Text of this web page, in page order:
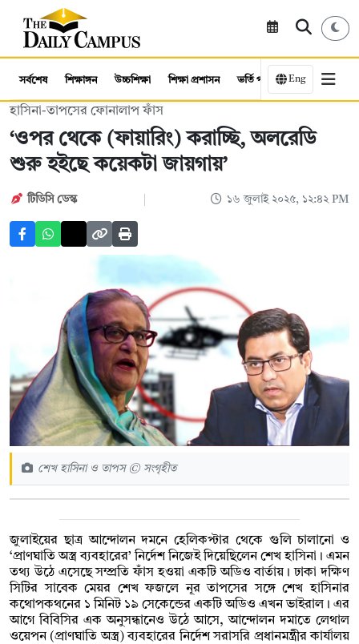
সর্বশেষ শিক্ষাঙ্গন উচ্চশিক্ষা শিক্ষা প্রশাসন ভর্তি পরীক্ষা কর্মসংস্থান
Eng
হাসিনা-তাপসের ফোনালাপ ফাঁস
‘ওপর থেকে (ফায়ারিং) করাচ্ছি, অলরেডি
শুরু হইছে কয়েকটা জায়গায়’
টিডিসি ডেস্ক ১৬ জুলাই ২০২৫, ১২:৪২ PM
শেখ হাসিনা ও তাপস © সংগৃহীত
জুলাইয়ের ছাত্র আন্দোলন দমনে হেলিকপ্টার থেকে গুলি চালানো ও
‘প্রাণঘাতি অস্ত্র ব্যবহারের’ নির্দেশ নিজেই দিয়েছিলেন শেখ হাসিনা। এমন
তথ্য উঠে এসেছে সম্প্রতি ফাঁস হওয়া একটি অডিও বার্তায়। ঢাকা দক্ষিণ
সিটির সাবেক মেয়র শেখ ফজলে নূর তাপসের সঙ্গে শেখ হাসিনার
কথোপকথনের ১ মিনিট ১৯ সেকেন্ডের একটি অডিও এখন ভাইরাল। এর
আগে বিবিসির এক অনুসন্ধানেও উঠে আসে, আন্দোলন দমাতে লেথাল
ওয়েপন (প্রাণঘাতি অস্ত্র) ব্যবহারের নির্দেশ সরাসরি প্রধানমন্ত্রীর কার্যালয়